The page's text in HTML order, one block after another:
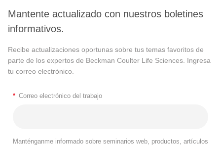
Mantente actualizado con nuestros boletines
informativos.
Recibe actualizaciones oportunas sobre tus temas favoritos de
parte de los expertos de Beckman Coulter Life Sciences. Ingresa
tu correo electrónico.
* Correo electrónico del trabajo
Manténganme informado sobre seminarios web, productos, artículos